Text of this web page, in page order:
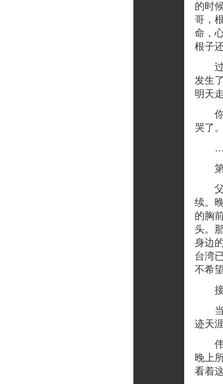
的时
哥，
命，
根子
过
发生
明天
你
哭了
第
父
续。
的胸
头。
身边
台湾
不希
接
当
迹天
伟
晚上
看着